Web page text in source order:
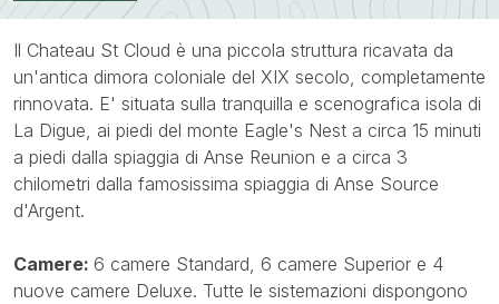
Il Chateau St Cloud è una piccola struttura ricavata da
un'antica dimora coloniale del XIX secolo, completamente
rinnovata. E' situata sulla tranquilla e scenografica isola di
La Digue, ai piedi del monte Eagle's Nest a circa 15 minuti
a piedi dalla spiaggia di Anse Reunion e a circa 3
chilometri dalla famosissima spiaggia di Anse Source
d'Argent.
Camere: 6 camere Standard, 6 camere Superior e 4
nuove camere Deluxe. Tutte le sistemazioni dispongono